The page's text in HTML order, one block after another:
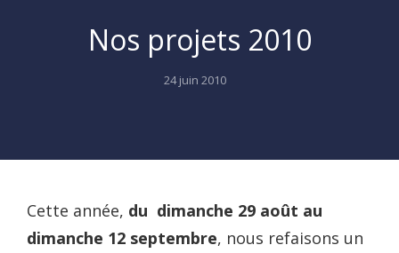
Nos projets 2010
Posted
24 juin 2010
Cette année, du dimanche 29 août au
dimanche 12 septembre, nous refaisons un